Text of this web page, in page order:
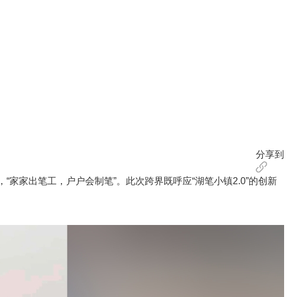
分享到
家出笔工，户户会制笔”。此次跨界既呼应“湖笔小镇2.0”的创新